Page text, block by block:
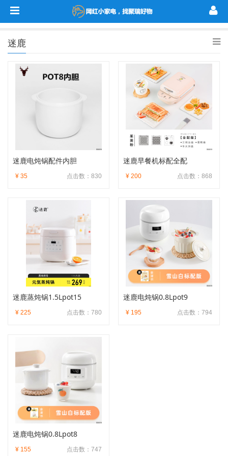
迷鹿
迷鹿电炖锅配件内胆
点击数：830
¥ 35
迷鹿早餐机标配全配
点击数：868
¥ 200
迷鹿蒸炖锅1.5Lpot15
点击数：780
¥ 225
迷鹿电炖锅0.8Lpot9
点击数：794
¥ 195
迷鹿电炖锅0.8Lpot8
点击数：747
¥ 155